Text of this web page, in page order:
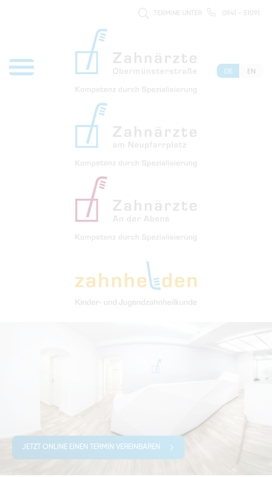
TERMINE UNTER 0941 - 51091
DE EN
JETZT ONLINE EINEN TERMIN VEREINBAREN